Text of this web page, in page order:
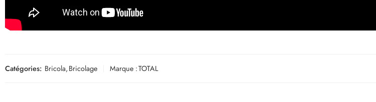
Catégories: Bricola,Bricolage Marque :TOTAL